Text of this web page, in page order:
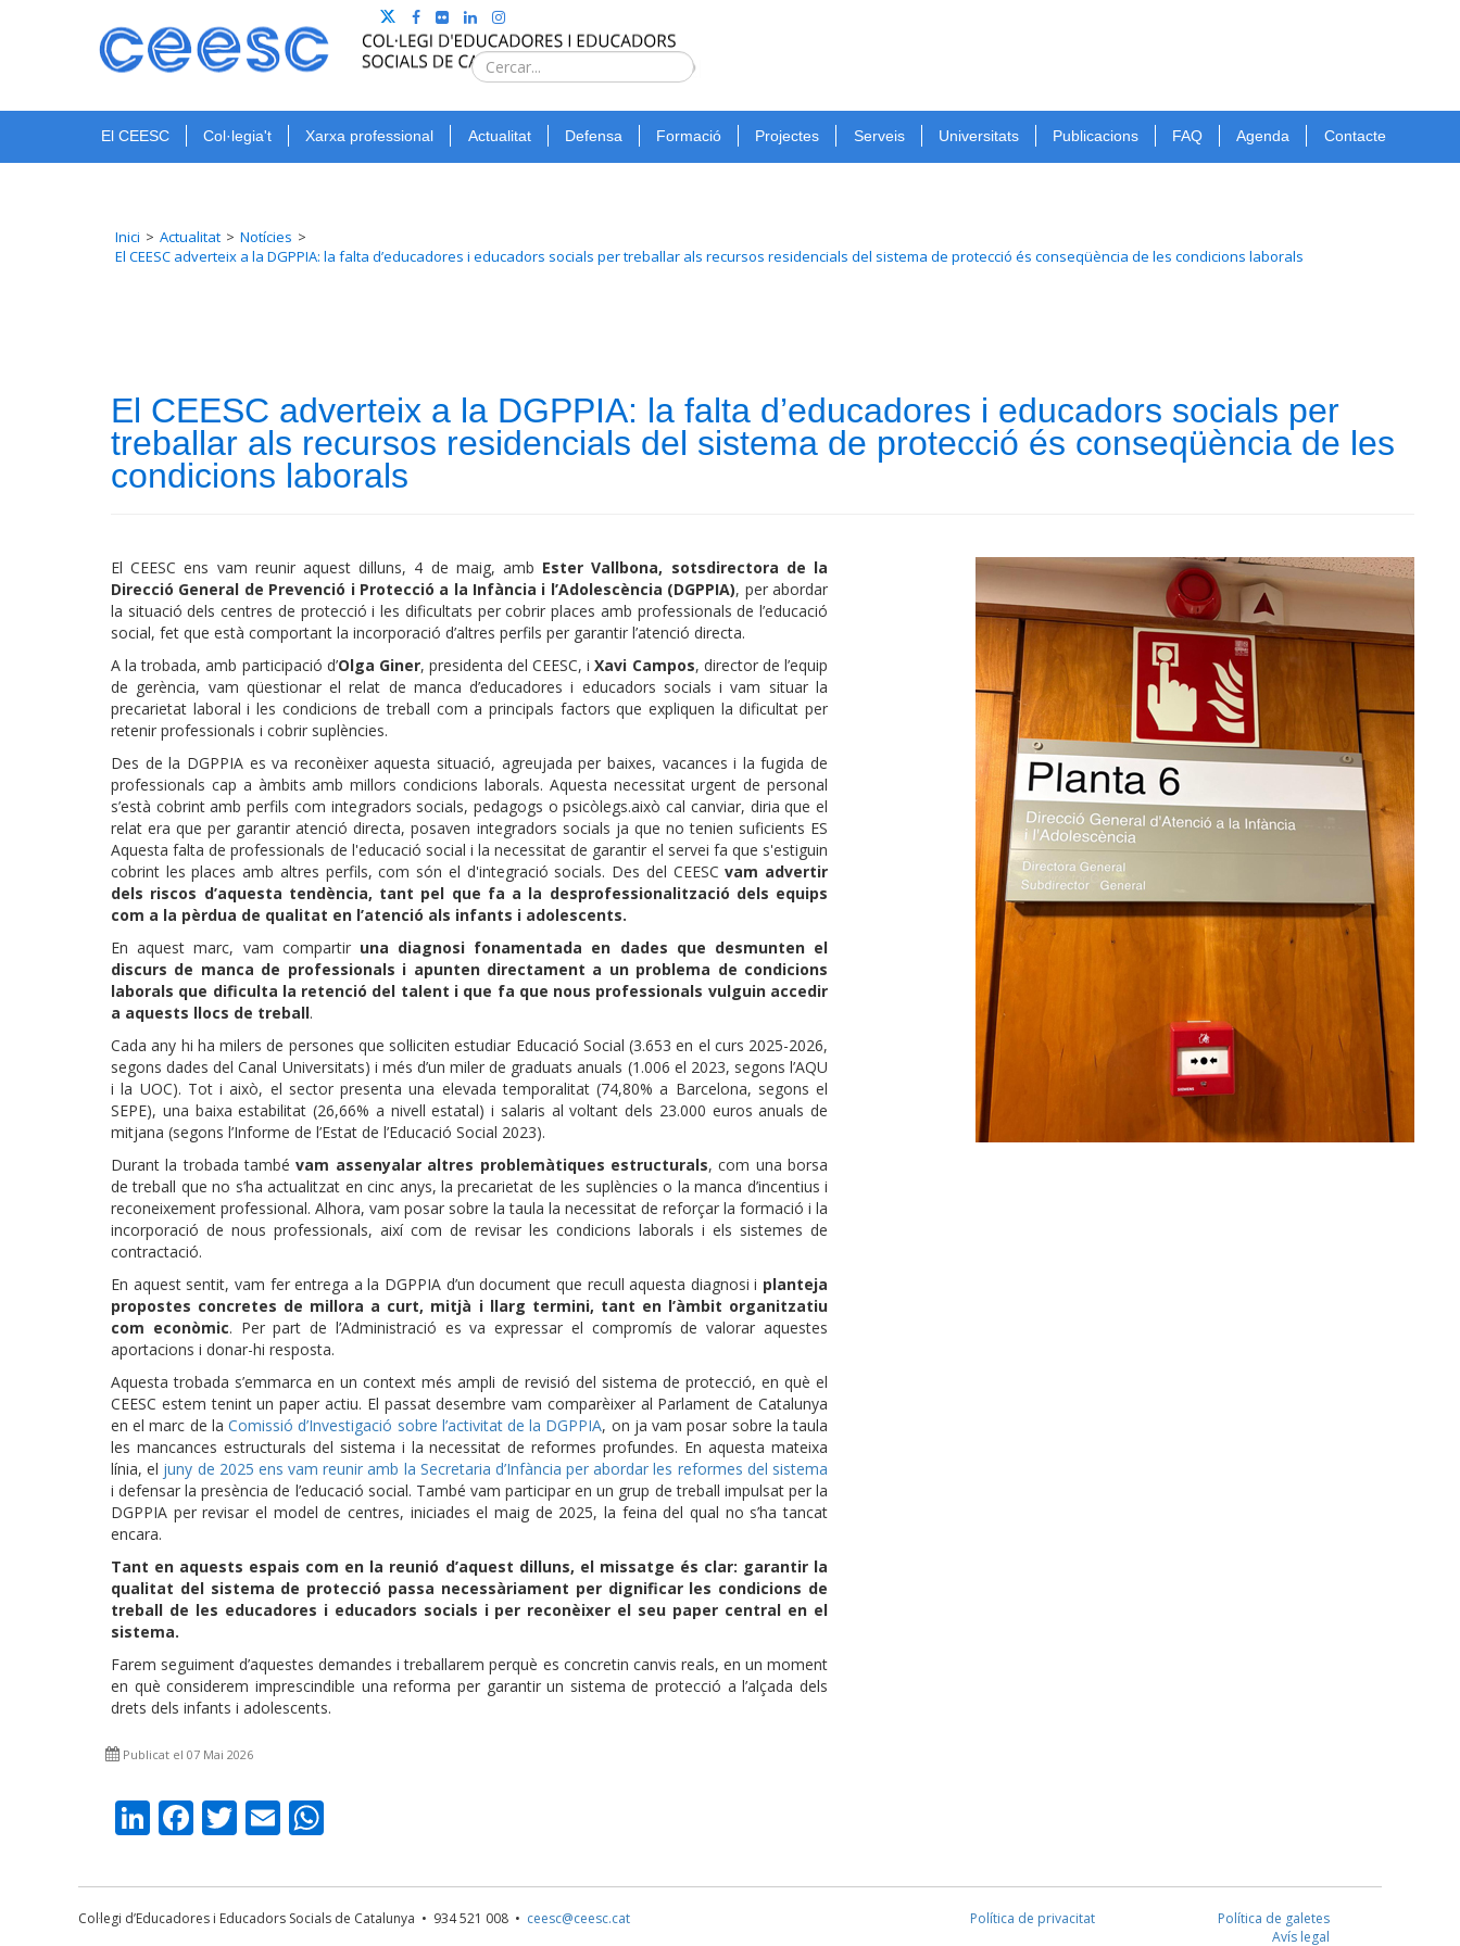
Type 2 or
for
results.
Cerca
El CEESC Col·legia't Xarxa professional Actualitat Defensa Formació Projectes Serveis Universitats Publicacions FAQ Agenda Contacte
Inici Actualitat
Notícies
El CEESC adverteix a la DGPPIA: la falta d’educadores i educadors socials per treballar als recursos residencials del sistema de protecció és conseqüència de les condicions laborals
El CEESC adverteix a la DGPPIA: la falta d’educadores i educadors socials per
treballar als recursos residencials del sistema de protecció és conseqüència de les
condicions laborals
El CEESC ens vam reunir aquest dilluns, 4 de maig, amb Ester Vallbona, sotsdirectora de la
Direcció General de Prevenció i Protecció a la Infància i l’Adolescència (DGPPIA), per abordar
la situació dels centres de protecció i les dificultats per cobrir places amb professionals de l’educació
social, fet que està comportant la incorporació d’altres perfils per garantir l’atenció directa.
A la trobada, amb participació d’Olga Giner, presidenta del CEESC, iXavi Campos, director de l’equip
de gerència, vam qüestionar el relat de manca d’educadores i educadors socials i vam situar la
precarietat laboral i les condicions de treball com a principals factors que expliquen la dificultat per
retenir professionals i cobrir suplències.
Des de la DGPPIA es va reconèixer aquesta situació, agreujada per baixes, vacances i la fugida de
professionals cap a àmbits amb millors condicions laborals. Aquesta necessitat urgent de personal
s’està cobrint amb perfils com integradors socials, pedagogs o psicòlegs.això cal canviar, diria que el
relat era que per garantir atenció directa, posaven integradors socials ja que no tenien suficients ES
Aquesta falta de professionals de l'educació social i la necessitat de garantir el servei fa que s'estiguin
cobrint les places amb altres perfils, com són el d'integració socials. Des del CEESC vam advertir
dels riscos d’aquesta tendència, tant pel que fa a la desprofessionalització dels equips
com a la pèrdua de qualitat en l’atenció als infants i adolescents.
En aquest marc, vam compartir una diagnosi fonamentada en dades que desmunten el
discurs de manca de professionals i apunten directament a un problema de condicions
laborals que dificulta la retenció del talent i que fa que nous professionals vulguin accedir
a aquests llocs de treball.
Cada any hi ha milers de persones que sol·liciten estudiar Educació Social (3.653 en el curs 2025-2026,
segons dades del Canal Universitats) i més d’un miler de graduats anuals (1.006 el 2023, segons l’AQU
i la UOC). Tot i això, el sector presenta una elevada temporalitat (74,80% a Barcelona, segons el
SEPE), una baixa estabilitat (26,66% a nivell estatal) i salaris al voltant dels 23.000 euros anuals de
mitjana (segons l’Informe de l’Estat de l’Educació Social 2023).
Durant la trobada també vam assenyalar altres problemàtiques estructurals, com una borsa
de treball que no s’ha actualitzat en cinc anys, la precarietat de les suplències o la manca d’incentius i
reconeixement professional. Alhora, vam posar sobre la taula la necessitat de reforçar la formació i la
incorporació de nous professionals, així com de revisar les condicions laborals i els sistemes de
contractació.
En aquest sentit, vam fer entrega a la DGPPIA d’un document que recull aquesta diagnosi i planteja
propostes concretes de millora a curt, mitjà i llarg termini, tant en l’àmbit organitzatiu
com econòmic. Per part de l’Administració es va expressar el compromís de valorar aquestes
aportacions i donar-hi resposta.
Aquesta trobada s’emmarca en un context més ampli de revisió del sistema de protecció, en què el
CEESC estem tenint un paper actiu. El passat desembre vam comparèixer al Parlament de Catalunya
en el marc de laComissió d’Investigació sobre l’activitat de la DGPPIA, on ja vam posar sobre la taula
les mancances estructurals del sistema i la necessitat de reformes profundes. En aquesta mateixa
línia, el juny de 2025 ens vam reunir amb la Secretaria d’Infància per abordar les reformes del sistema
i defensar la presència de l’educació social. També vam participar en un grup de treball impulsat per la
DGPPIA per revisar el model de centres, iniciades el maig de 2025, la feina del qual no s’ha tancat
encara.
Tant en aquests espais com en la reunió d’aquest dilluns, el missatge és clar: garantir la
qualitat del sistema de protecció passa necessàriament per dignificar les condicions de
treball de les educadores i educadors socials i per reconèixer el seu paper central en el
sistema.
Farem seguiment d’aquestes demandes i treballarem perquè es concretin canvis reals, en un moment
en què considerem imprescindible una reforma per garantir un sistema de protecció a l’alçada dels
drets dels infants i adolescents.
Publicat el 07 Mai 2026
LinkedIn
Facebook
Twitter
Email
Col·legi d’Educadores i Educadors Socials de Catalunya • 934 521 008 • ceesc@ceesc.cat Política de privacitat
Política de galetes
Avís legal